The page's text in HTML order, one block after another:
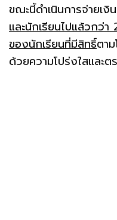
ขณะนี้ดำเนินการจ่ายเงิน
และนักเรียนไปแล้วกว่
ของนักเรียนที่มีสิทธิ์ตา
ด้วยความโปร่งใสและ